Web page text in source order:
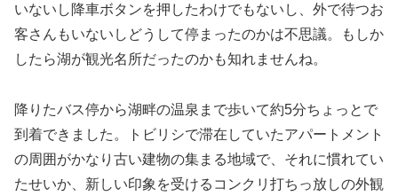
いないし降車ボタンを押したわけでもないし、外で待つお
客さんもいないしどうして停まったのかは不思議。もしか
したら湖が観光名所だったのかも知れませんね。
降りたバス停から湖畔の温泉まで歩いて約5分ちょっとで
到着できました。トビリシで滞在していたアパートメント
の周囲がかなり古い建物の集まる地域で、それに慣れてい
たせいか、新しい印象を受けるコンクリ打ちっ放しの外観